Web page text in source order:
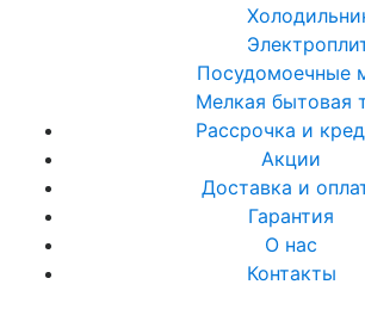
Посудомоечные
Мелкая бытовая
Рассрочка и
Акции
Доставка и
Гарантия
О нас
Контакты